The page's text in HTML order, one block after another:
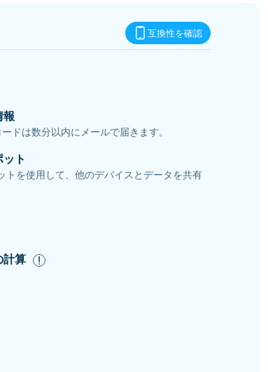
互換性を確認
報
ドは数分以内にメールで届きます。
ト
トを使用して、他のデバイスとデータを共有
計算